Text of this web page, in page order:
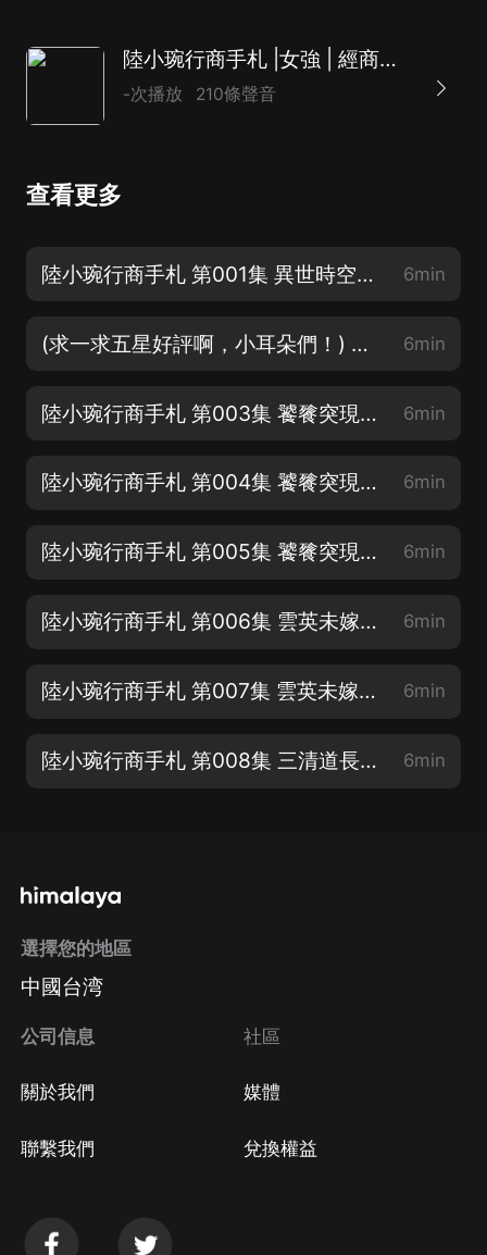
陸小琬行商手札 |女強 | 經商致富 | 爆笑 |多人有聲劇
-次播放 210條聲音
查看更多
陸小琬行商手札 第001集 異世時空天外客 上(求訂閱求月票求評論！) 6min
(求一求五星好評啊，小耳朵們！) 第002集 異世時空天外客 下 6min
陸小琬行商手札 第003集 饕餮突現卓家院 上 6min
陸小琬行商手札 第004集 饕餮突現卓家院 中 6min
陸小琬行商手札 第005集 饕餮突現卓家院 下 6min
陸小琬行商手札 第006集 雲英未嫁論寡婦 上 6min
陸小琬行商手札 第007集 雲英未嫁論寡婦 下 6min
陸小琬行商手札 第008集 三清道長解身世 上 6min
選擇您的地區
中國台湾
公司信息
關於我們
聯繫我們
社區
媒體
兌換權益